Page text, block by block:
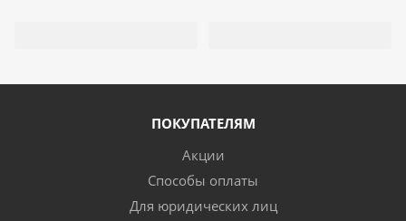
ПОКУПАТЕЛЯМ
Акции
Способы оплаты
Для юридических лиц